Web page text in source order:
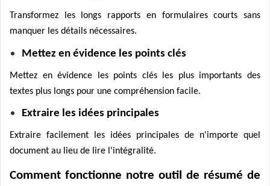
Transformez les longs rapports en formulaires courts sans
manquer les détails nécessaires.
Mettez en évidence les points clés
Mettez en évidence les points clés les plus importants des
textes plus longs pour une compréhension facile.
Extraire les idées principales
Extraire facilement les idées principales de n'importe quel
document au lieu de lire l'intégralité.
Comment fonctionne notre outil de résumé de